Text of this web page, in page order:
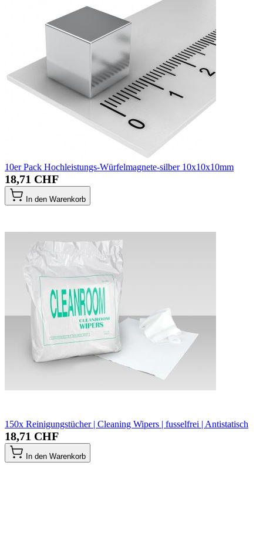
10er Pack Hochleistungs-Würfelmagnete-silber 10x10x10mm
18,71 CHF
In den Warenkorb
150x Reinigungstücher | Cleaning Wipers | fusselfrei | Antistatisch
18,71 CHF
In den Warenkorb